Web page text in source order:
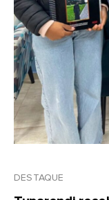
DESTAQUE